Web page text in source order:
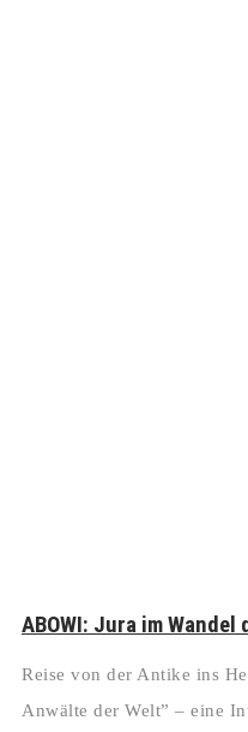
ABOWI: Jura im Wandel
Reise von der Antike ins
Anwälte der Welt” – eine